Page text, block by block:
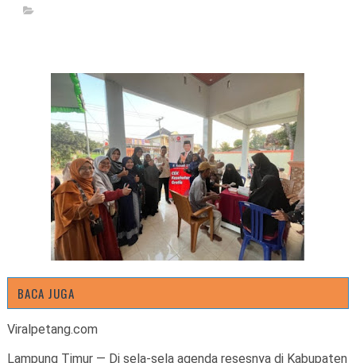
BACA JUGA
Viralpetang.com
Lampung Timur — Di sela-sela agenda resesnya di Kabupaten